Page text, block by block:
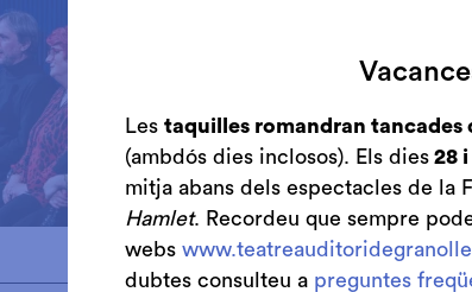
Sons en el
Les taquilles romandran tancades
(ambdós dies inclosos). Els dies 28 i
mitja abans dels espectacles de la
Hamlet. Recordeu que sempre
webs
dubtes consulteu a preguntes